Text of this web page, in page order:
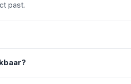
past.